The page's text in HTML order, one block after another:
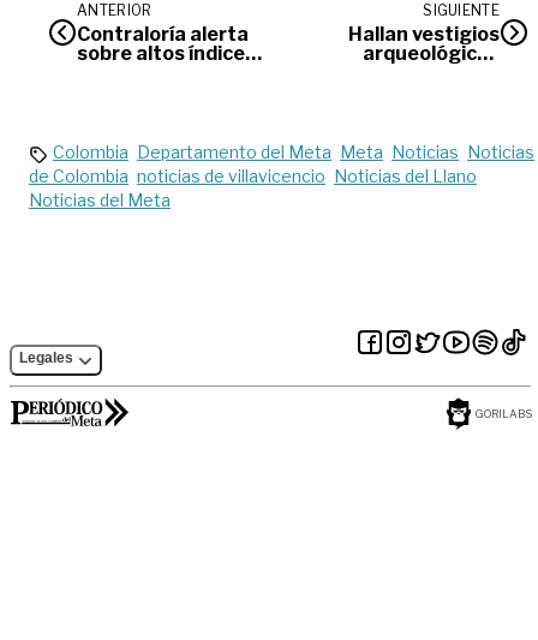
ANTERIOR
Contraloría alerta
sobre altos índices
SIGUIENTE
Hallan vestigios
arqueológicos
Colombia Departamento del Meta Meta Noticias Noticias
de Colombia noticias de villavicencio Noticias del Llano
Noticias del Meta
Legales
GORILABS